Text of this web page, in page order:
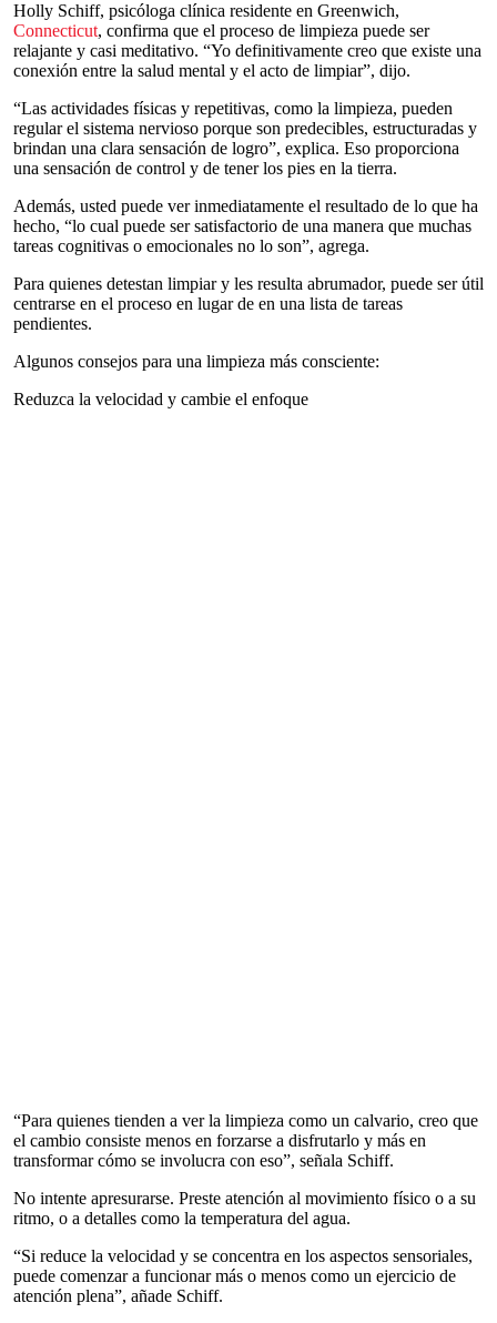
Holly Schiff, psicóloga clínica residente en Greenwich,
Connecticut, confirma que el proceso de limpieza puede ser
relajante y casi meditativo. “Yo definitivamente creo que existe una
conexión entre la salud mental y el acto de limpiar”, dijo.
“Las actividades físicas y repetitivas, como la limpieza, pueden
regular el sistema nervioso porque son predecibles, estructuradas y
brindan una clara sensación de logro”, explica. Eso proporciona
una sensación de control y de tener los pies en la tierra.
Además, usted puede ver inmediatamente el resultado de lo que ha
hecho, “lo cual puede ser satisfactorio de una manera que muchas
tareas cognitivas o emocionales no lo son”, agrega.
Para quienes detestan limpiar y les resulta abrumador, puede ser útil
centrarse en el proceso en lugar de en una lista de tareas
pendientes.
Algunos consejos para una limpieza más consciente:
Reduzca la velocidad y cambie el enfoque
“Para quienes tienden a ver la limpieza como un calvario, creo que
el cambio consiste menos en forzarse a disfrutarlo y más en
transformar cómo se involucra con eso”, señala Schiff.
No intente apresurarse. Preste atención al movimiento físico o a su
ritmo, o a detalles como la temperatura del agua.
“Si reduce la velocidad y se concentra en los aspectos sensoriales,
puede comenzar a funcionar más o menos como un ejercicio de
atención plena”, añade Schiff.